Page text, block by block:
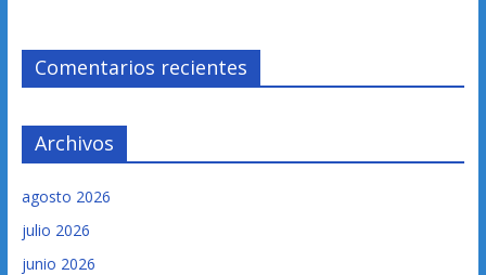
Comentarios recientes
Archivos
agosto 2026
julio 2026
junio 2026